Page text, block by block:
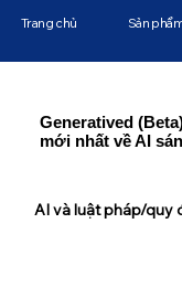
Generatived
mới nhất về AI
Trang chủ Sản
AI và luật pháp/quy